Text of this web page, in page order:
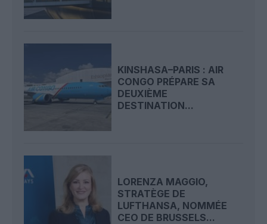
KINSHASA–PARIS : AIR
CONGO PRÉPARE SA
DEUXIÈME
DESTINATION...
LORENZA MAGGIO,
STRATÈGE DE
LUFTHANSA, NOMMÉE
CEO DE BRUSSELS...